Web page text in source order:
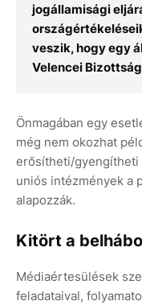
jogállamisági
veszik, hogy egy
Velencei
Önmagában egy
még nem okozhat
erősítheti/gyengítheti
uniós intézmények a
alapozzák.
Kitört a
Médiaértesülések
feladataival,